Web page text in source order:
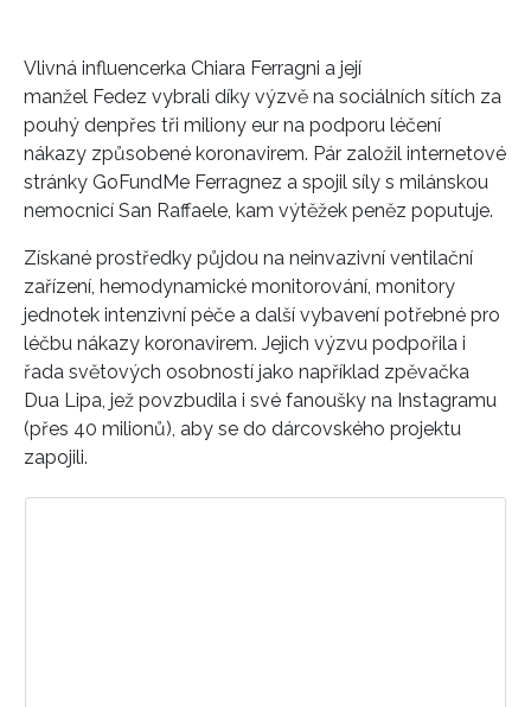
Vlivná influencerka Chiara Ferragni a její
manžel Fedez vybrali díky výzvě na sociálních sítích za
pouhý denpřes tři miliony eur na podporu léčení
nákazy způsobené koronavirem. Pár založil internetové
stránky GoFundMe Ferragnez a spojil síly s milánskou
nemocnicí San Raffaele, kam výtěžek peněz poputuje.
Získané prostředky půjdou na neinvazivní ventilační
zařízení, hemodynamické monitorování, monitory
jednotek intenzivní péče a další vybavení potřebné pro
léčbu nákazy koronavirem. Jejich výzvu podpořila i
řada světových osobností jako například zpěvačka
Dua Lipa, jež povzbudila i své fanoušky na Instagramu
(přes 40 milionů), aby se do dárcovského projektu
zapojili.